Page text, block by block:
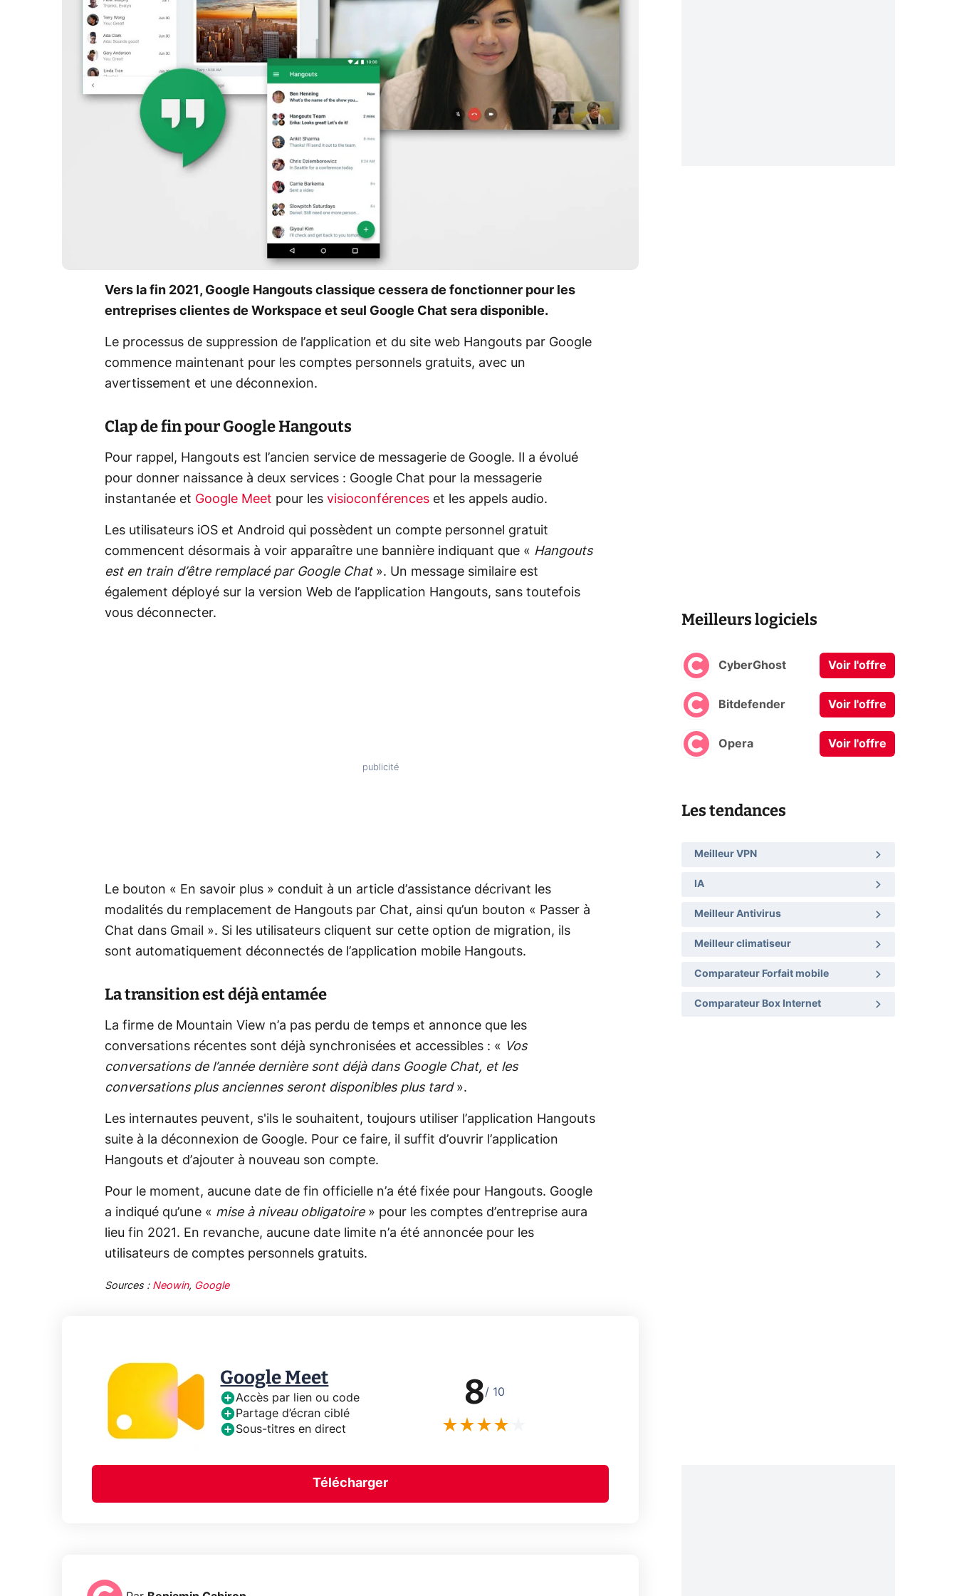
Vers la fin 2021, Google Hangouts classique cessera de fonctionner pour les
entreprises clientes de Workspace et seul Google Chat sera disponible.
Le processus de suppression de l’application et du site web Hangouts par Google
commence maintenant pour les comptes personnels gratuits, avec un
avertissement et une déconnexion.
Clap de fin pour Google Hangouts
Pour rappel, Hangouts est l’ancien service de messagerie de Google. Il a évolué
pour donner naissance à deux services : Google Chat pour la messagerie
instantanée et Google Meet pour les visioconférences et les appels audio.
Les utilisateurs iOS et Android qui possèdent un compte personnel gratuit
commencent désormais à voir apparaître une bannière indiquant que « Hangouts
est en train d’être remplacé par Google Chat». Un message similaire est
également déployé sur la version Web de l’application Hangouts, sans toutefois
vous déconnecter.
Le bouton « En savoir plus » conduit à un article d’assistance décrivant les
modalités du remplacement de Hangouts par Chat, ainsi qu’un bouton « Passer à
Chat dans Gmail ». Si les utilisateurs cliquent sur cette option de migration, ils
sont automatiquement déconnectés de l’application mobile Hangouts.
La transition est déjà entamée
La firme de Mountain View n’a pas perdu de temps et annonce que les
conversations récentes sont déjà synchronisées et accessibles : « Vos
conversations de l’année dernière sont déjà dans Google Chat, et les
conversations plus anciennes seront disponibles plus tard».
Les internautes peuvent, s'ils le souhaitent, toujours utiliser l’application Hangouts
suite à la déconnexion de Google. Pour ce faire, il suffit d’ouvrir l’application
Hangouts et d’ajouter à nouveau son compte.
Pour le moment, aucune date de fin officielle n’a été fixée pour Hangouts. Google
a indiqué qu’une « mise à niveau obligatoire» pour les comptes d’entreprise aura
lieu fin 2021. En revanche, aucune date limite n’a été annoncée pour les
utilisateurs de comptes personnels gratuits.
Sources : Neowin, Google
Google Meet
Accès par lien ou code
Partage d’écran ciblé
Sous-titres en direct
8/ 10
Télécharger
Meilleurs logiciels
CyberGhost Voir l'offre
Bitdefender Voir l'offre
Opera Voir l'offre
Les tendances
Meilleur VPN
IA
Meilleur Antivirus
Meilleur climatiseur
Comparateur Forfait mobile
Comparateur Box Internet